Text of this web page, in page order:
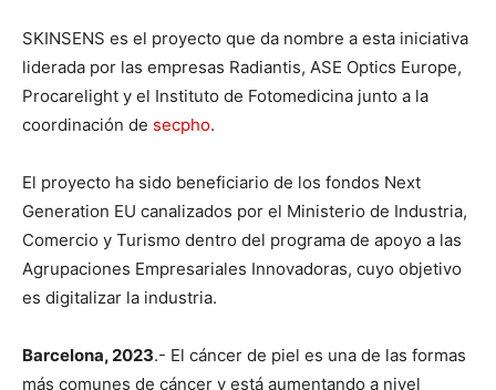
SKINSENS es el proyecto que da nombre a esta iniciativa
liderada por las empresas Radiantis, ASE Optics Europe,
Procarelight y el Instituto de Fotomedicina junto a la
coordinación de secpho.
El proyecto ha sido beneficiario de los fondos Next
Generation EU canalizados por el Ministerio de Industria,
Comercio y Turismo dentro del programa de apoyo a las
Agrupaciones Empresariales Innovadoras, cuyo objetivo
es digitalizar la industria.
Barcelona, 2023.- El cáncer de piel es una de las formas
más comunes de cáncer y está aumentando a nivel